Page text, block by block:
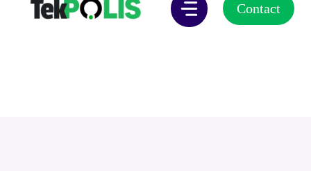
Contact